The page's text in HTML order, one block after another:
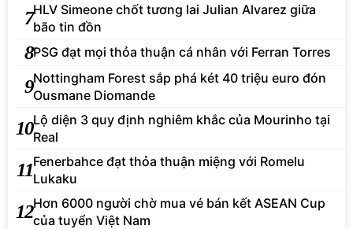
7HLV Simeone chốt tương lai Julian Alvarez giữa
bão tin đồn
8PSG đạt mọi thỏa thuận cá nhân với Ferran Torres
9Nottingham Forest sắp phá két 40 triệu euro đón
Ousmane Diomande
10Lộ diện 3 quy định nghiêm khắc của Mourinho tại
Real
11Fenerbahce đạt thỏa thuận miệng với Romelu
Lukaku
12Hơn 6000 người chờ mua vé bán kết ASEAN Cup
của tuyển Việt Nam